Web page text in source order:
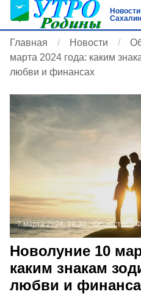
Главная Новости
марта 2024 года: каким
любви и финансах
7 марта 2024, 19:30 Общество
Новолуние 10
каким знакам
любви и